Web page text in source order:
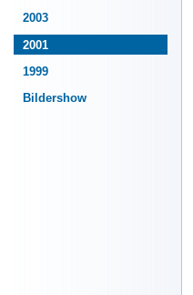
2003
2001
1999
Bildershow